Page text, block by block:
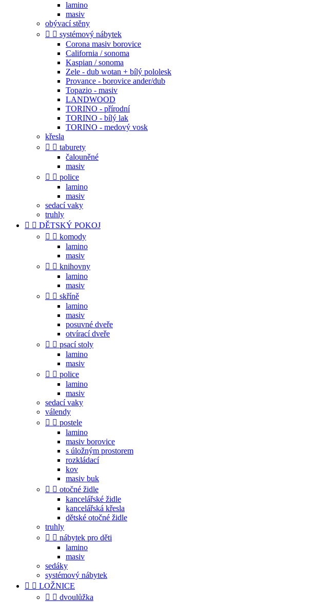
lamino
masiv
obývací stěny
  systémový nábytek
Corona masiv borovice
California / sonoma
Kaspian / sonoma
Zele - dub wotan + bílý pololesk
Provance - borovice ander/dub
Topazio - masiv
LANDWOOD
TORINO - přírodní
TORINO - bílý lak
TORINO - medový vosk
křesla
  taburety
čalouněné
masiv
  police
lamino
masiv
sedací vaky
truhly
  DĚTSKÝ POKOJ
  komody
lamino
masiv
  knihovny
lamino
masiv
  skříně
lamino
masiv
posuvné dveře
otvírací dveře
  psací stoly
lamino
masiv
  police
lamino
masiv
sedací vaky
válendy
  postele
lamino
masiv borovice
s úložným prostorem
rozkládací
kov
masiv buk
  otočné židle
kancelářské židle
kancelářská křesla
dětské otočné židle
truhly
  nábytek pro děti
lamino
masiv
sedáky
systémový nábytek
  LOŽNICE
  dvoulůžka